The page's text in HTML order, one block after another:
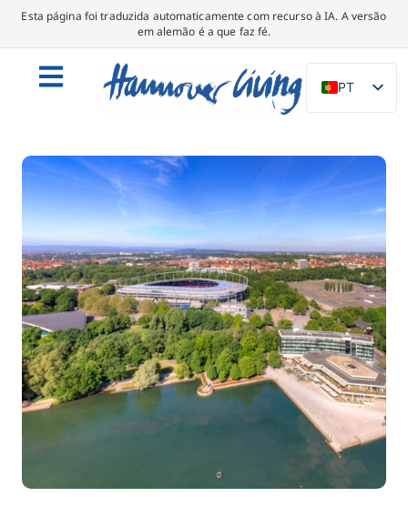
Esta página foi traduzida automaticamente com recurso à IA. A versão
em alemão é a que faz fé.
PT
DE
ES
IT
DA
SV
FR
TR
RU
FI